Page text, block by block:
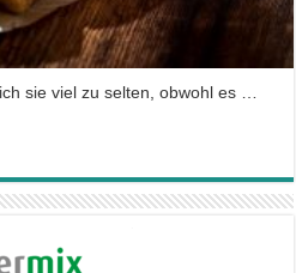
sie viel zu selten, obwohl es …